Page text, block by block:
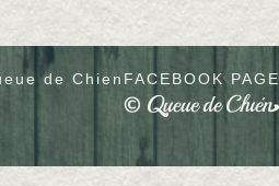
de Chien FACEBOOK PAGE